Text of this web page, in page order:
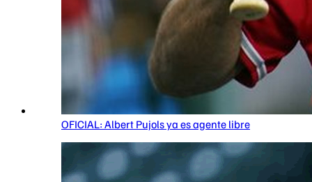
OFICIAL: Albert Pujols ya es agente libre